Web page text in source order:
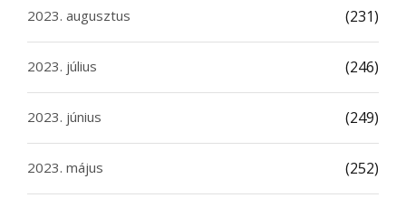
2023. augusztus (231)
2023. július (246)
2023. június (249)
2023. május (252)